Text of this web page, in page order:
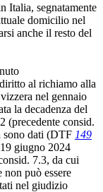
Italia, segnatamente
domicilio nel
anche il resto del
al richiamo alla
nel gennaio
la decadenza del
(precedente consid.
sono dati (DTF 149
giugno 2024
7.3, da cui
può essere
nel giudizio